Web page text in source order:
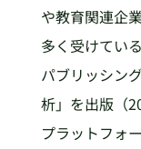
や教育関連企
多く受けてい
パブリッシン
析」を出版（
プラットフォ